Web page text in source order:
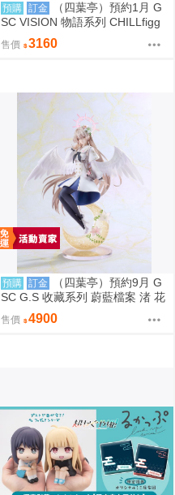
預購 訂金
（四葉亭）預約1月 G
SC VISION 物語系列 CHILLfigg
化物語 中盒6入販售 0923
售價 3160
預購 訂金
（四葉亭）預約9月 G
SC G.S 收藏系列 蔚藍檔案 渚 花
香微笑 1/7 PVC 完成品 0923
售價 4900